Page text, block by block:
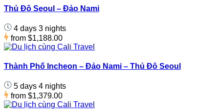
Thủ Đô Seoul – Đảo Nami
4 days 3 nights
from $1,188.00
Thành Phố Incheon – Đảo Nami – Thủ Đô Seoul
5 days 4 nights
from $1,379.00